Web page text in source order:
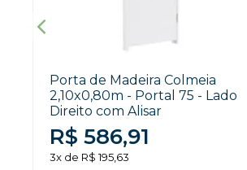
Porta de Madeira Colmeia
2,10x0,80m - Portal 75 - Lado
Direito com Alisar
R$ 586,91
3x de R$ 195,63